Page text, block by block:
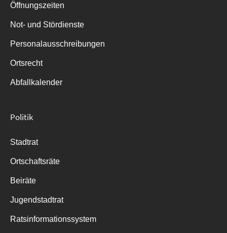
Öffnungszeiten
Not- und Stördienste
Personalausschreibungen
Ortsrecht
Abfallkalender
Politik
Stadtrat
Ortschaftsräte
Beiräte
Jugendstadtrat
Ratsinformationssystem